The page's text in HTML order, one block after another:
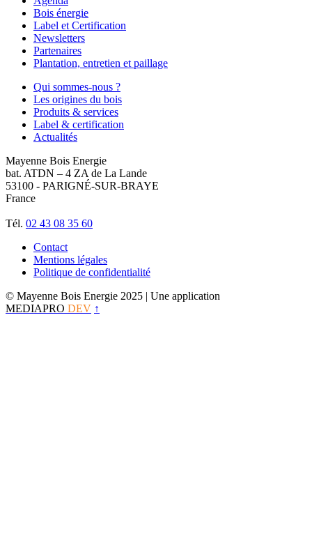
Bois énergie
Label et Certification
Newsletters
Partenaires
Plantation, entretien et paillage
Qui sommes-nous ?
Les origines du bois
Produits & services
Label & certification
Actualités
Mayenne Bois Energie
bat. ATDN – 4 ZA de La Lande
53100 - PARIGNÉ-SUR-BRAYE
France
Tél. 02 43 08 35 60
Contact
Mentions légales
Politique de confidentialité
© Mayenne Bois Energie 2025 | Une application
MEDIAPRO DEV ↑